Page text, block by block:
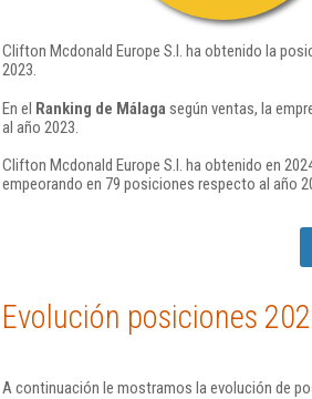
Clifton Mcdonald Europe S.l. ha obtenido la
2023.
En el Ranking de Málaga según ventas, la
al año 2023.
Clifton Mcdonald Europe S.l. ha obtenido en
empeorando en 79 posiciones respecto al año
Evolución posiciones
A continuación le mostramos la evolución de